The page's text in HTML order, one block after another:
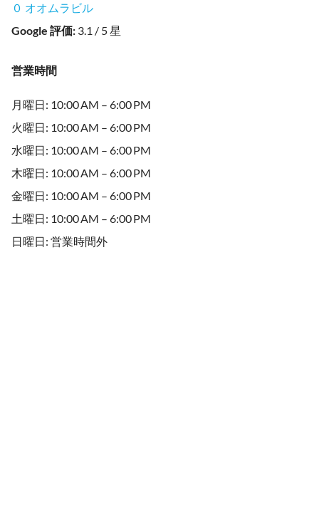
０ オオムラビル
Google 評価: 3.1 / 5 星
営業時間
月曜日: 10:00 AM – 6:00 PM
火曜日: 10:00 AM – 6:00 PM
水曜日: 10:00 AM – 6:00 PM
木曜日: 10:00 AM – 6:00 PM
金曜日: 10:00 AM – 6:00 PM
土曜日: 10:00 AM – 6:00 PM
日曜日: 営業時間外